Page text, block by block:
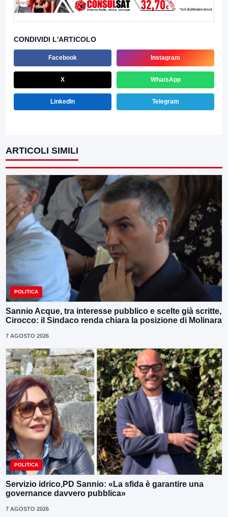
CONDIVIDI L'ARTICOLO
Facebook Instagram
X WhatsApp
LinkedIn Telegram
ARTICOLI SIMILI
POLITICA
Sannio Acque, tra interesse pubblico e scelte già scritte,
Cirocco: il Sindaco renda chiara la posizione di Molinara
7 AGOSTO 2026
POLITICA
Servizio idrico,PD Sannio: «La sfida è garantire una
governance davvero pubblica»
7 AGOSTO 2026